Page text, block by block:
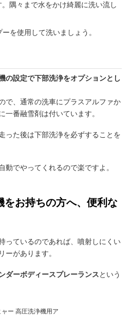
隅々まで水をかけ綺麗に洗い流し
を使用して洗いましょう。
の設定で下部洗浄をオプションとし
で、通常の洗車にプラスアルファか
一番融雪剤は付いています。
った後は下部洗浄を必ずすることを
動でやってくれるので楽ですよ。
をお持ちの方へ、便利な
っているのであれば、噴射しにくい
ーがあります。
ダーボディースプレーランスという
ー 高圧洗浄機用ア